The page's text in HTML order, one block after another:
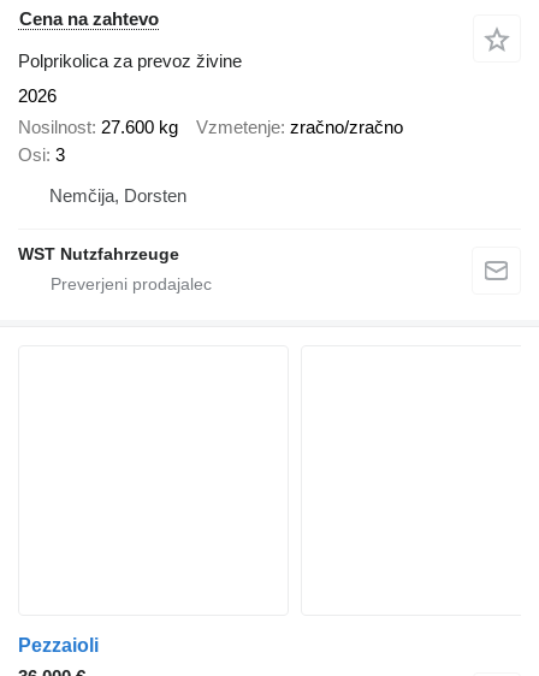
Cena na zahtevo
Polprikolica za prevoz živine
2026
Nosilnost 27.600 kg Vzmetenje zračno/zračno
Osi 3
Nemčija, Dorsten
WST Nutzfahrzeuge
Pezzaioli